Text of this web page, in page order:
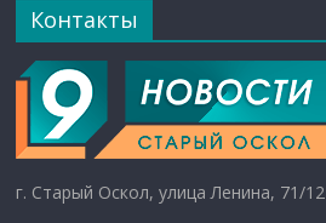
Контакты
г. Старый Оскол, улица Ленина, 71/12